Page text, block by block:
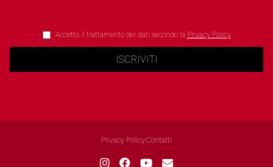
Accetto il trattamento dei dati secondo la Privacy Policy
ISCRIVITI
Privacy Policy Contatti